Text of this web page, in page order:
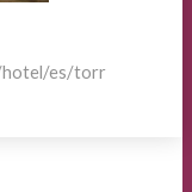
hotel/es/torr